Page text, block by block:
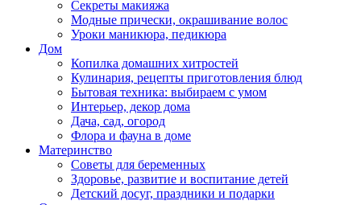
Секреты макияжа
Модные прически, окрашивание волос
Уроки маникюра, педикюра
Дом
Копилка домашних хитростей
Кулинария, рецепты приготовления блюд
Бытовая техника: выбираем с умом
Интерьер, декор дома
Дача, сад, огород
Флора и фауна в доме
Материнство
Советы для беременных
Здоровье, развитие и воспитание детей
Детский досуг, праздники и подарки